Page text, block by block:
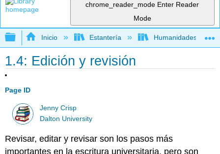
chrome_reader_mode Enter Reader
Mode
Expandir/contraer jerarquía global
Inicio Estantería Humanidades
1.4: Edición y revisión
Page ID
Jenny Crisp
Dalton University
Revisar, editar y revisar son los pasos más
importantes en la escritura universitaria, pero son